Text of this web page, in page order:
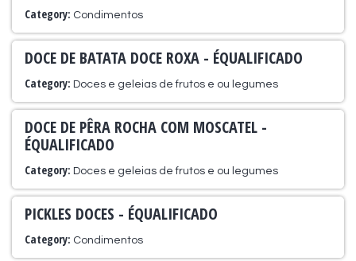
Category: Condimentos
DOCE DE BATATA DOCE ROXA - ÉQUALIFICADO
Category: Doces e geleias de frutos e ou legumes
DOCE DE PÊRA ROCHA COM MOSCATEL -
ÉQUALIFICADO
Category: Doces e geleias de frutos e ou legumes
PICKLES DOCES - ÉQUALIFICADO
Category: Condimentos